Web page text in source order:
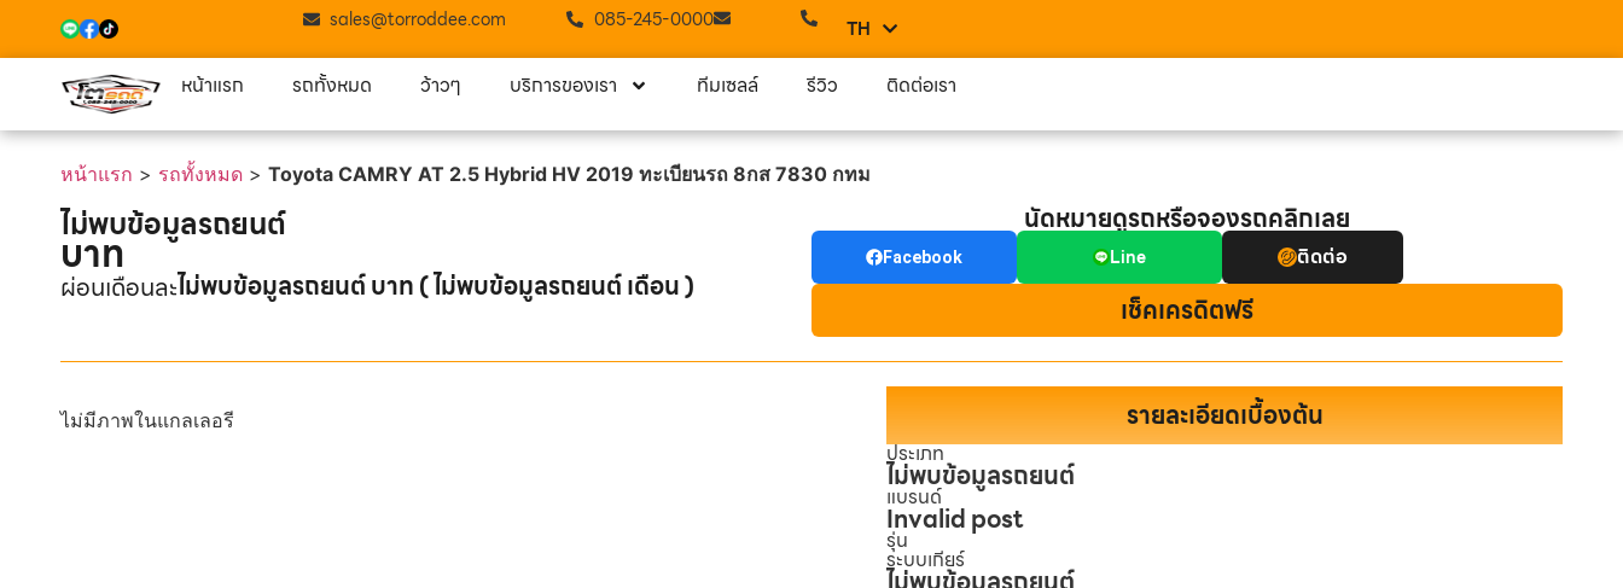
sales@torroddee.com 085-245-0000 TH
EN
หน้าแรก รถทั้งหมด ว้าวๆ บริการของเรา ทีมเซลล์ รีวิว ติดต่อเรา
หน้าแรก > รถทั้งหมด > Toyota CAMRY AT 2.5 Hybrid HV 2019 ทะเบียนรถ 8กส 7830 กทม
ไม่พบข้อมูลรถยนต์
บาท
ผ่อนเดือนละไม่พบข้อมูลรถยนต์ บาท ( ไม่พบข้อมูลรถยนต์ เดือน )
นัดหมายดูรถหรือจองรถคลิกเลย
Facebook Line ติดต่อ
เช็คเครดิตฟรี
ไม่มีภาพในแกลเลอรี รายละเอียดเบื้องต้น
ประเภท
ไม่พบข้อมูลรถยนต์
แบรนด์
Invalid post
รุ่น
ระบบเกียร์